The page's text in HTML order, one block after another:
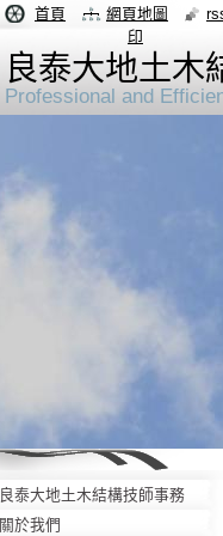
良泰大地土木
Professional and
良泰大地土木結構技師事務
所-良泰土木結構技師-
關於我們
首頁 網頁地圖
印